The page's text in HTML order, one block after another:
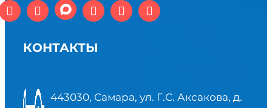
КОНТАКТЫ
443030, Самара, ул. Г.С. Аксакова, д.